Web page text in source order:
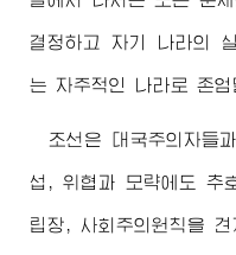
결정하고 자기 나라의
는 자주적인 나라로 존엄
조선은 대국주의자들
섭, 위협과 모략에도 추
립장, 사회주의원칙을